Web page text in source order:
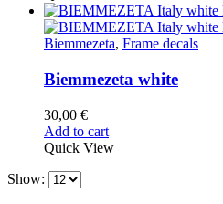
Biemmezeta, Frame decals
Biemmezeta white
30,00 €
Add to cart
Quick View
Show: